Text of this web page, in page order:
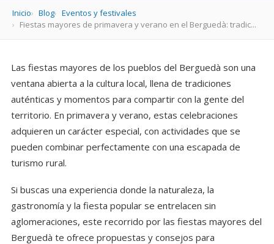
Inicio Blog
Eventos y festivales
Fiestas mayores de primavera y verano en el Berguedà: tradic...
Las fiestas mayores de los pueblos del Berguedà son una
ventana abierta a la cultura local, llena de tradiciones
auténticas y momentos para compartir con la gente del
territorio. En primavera y verano, estas celebraciones
adquieren un carácter especial, con actividades que se
pueden combinar perfectamente con una escapada de
turismo rural.
Si buscas una experiencia donde la naturaleza, la
gastronomía y la fiesta popular se entrelacen sin
aglomeraciones, este recorrido por las fiestas mayores del
Berguedà te ofrece propuestas y consejos para